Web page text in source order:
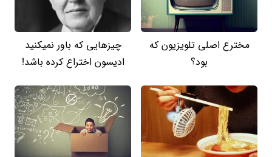
مخترع اصلی تلویزیون که
بود؟
چیزهایی که باور نمیکنید
ادیسون اختراع کرده باشد!